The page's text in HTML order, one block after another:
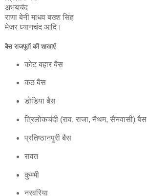
अभयचंद
राणा बेनी माधव बख्श सिंह
मेजर ध्यानचंद आदि।
बैस राजपूतों की शाखाएँ
कोट बहार बैस
कठ बैस
डोडिया बैस
त्रिलोकचंदी (राव, राजा, नैथम, सैनवासी) बैस
प्रतिष्ठानपुरी बैस
रावत
कुम्भी
नरवरिया